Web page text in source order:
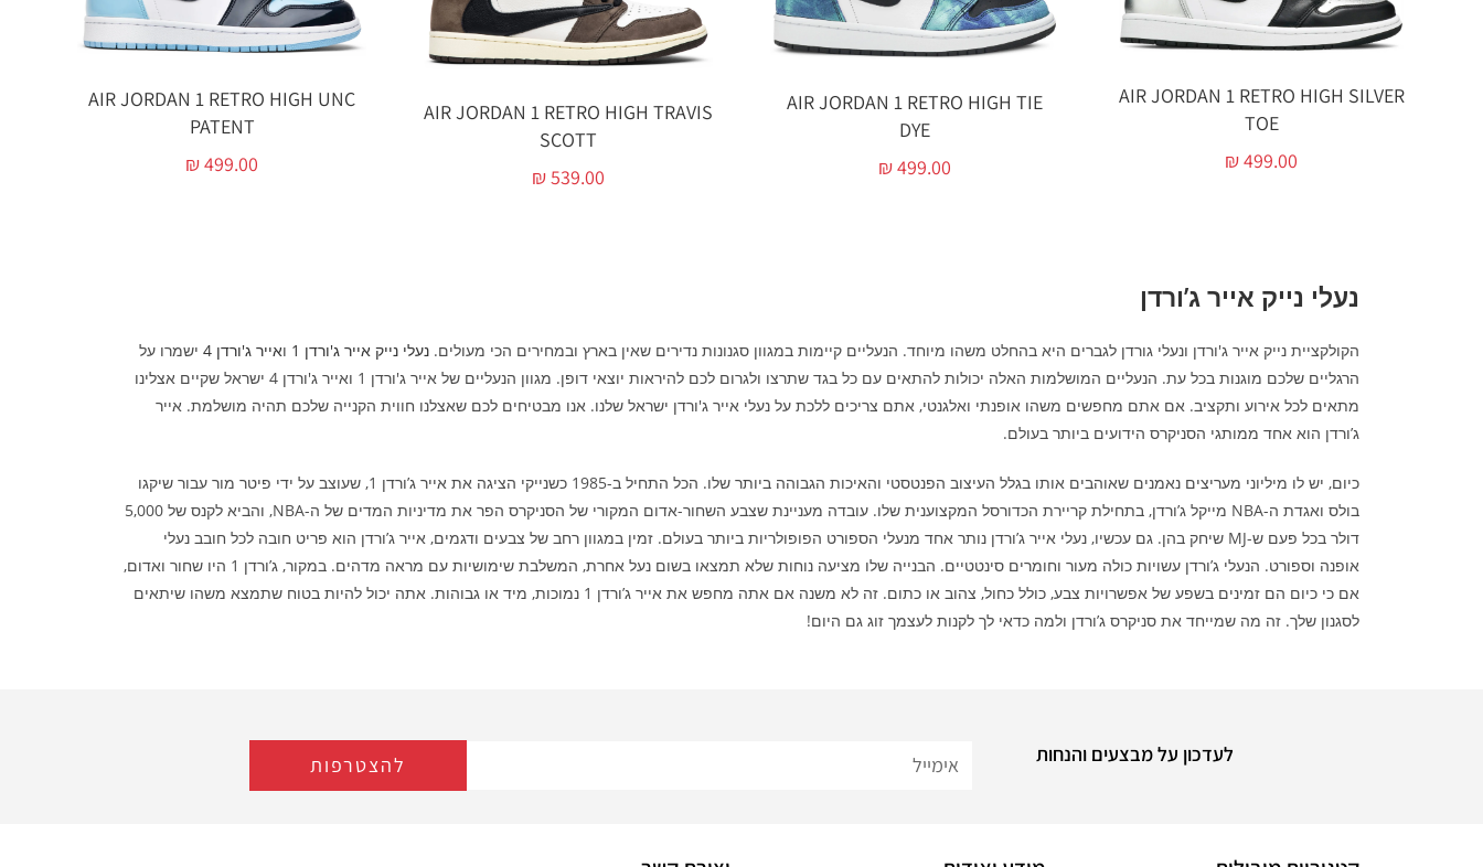
AIR JORDAN 1 RETRO HIGH SILVER
TOE
₪499.00
AIR JORDAN 1 RETRO HIGH TIE
DYE
₪499.00
AIR JORDAN 1 RETRO HIGH TRAVIS
SCOTT
₪539.00
AIR JORDAN 1 RETRO HIGH UNC
PATENT
₪499.00
נעלי נייק אייר ג’ורדן
הקולקציית נייק אייר ג'ורדן ונעלי גורדן לגברים היא בהחלט משהו מיוחד. הנעליים קיימות במגוון סגנונות נדירים שאין בארץ ובמחירים הכי מעולים. נעלי נייק אייר ג'ורדן 1 ואייר ג'ורדן 4
ישמרו על
הרגליים שלכם מוגנות בכל עת. הנעליים המושלמות האלה יכולות להתאים עם כל בגד שתרצו ולגרום לכם להיראות יוצאי דופן. מגוון הנעליים של אייר ג'ורדן 1 ואייר ג'ורדן 4 ישראל שקיים אצלינו
מתאים לכל אירוע ותקציב. אם אתם מחפשים משהו אופנתי ואלגנטי, אתם צריכים ללכת על נעלי אייר ג'ורדן ישראל שלנו. אנו מבטיחים לכם שאצלנו חווית הקנייה שלכם תהיה מושלמת. אייר
ג’ורדן הוא אחד ממותגי הסניקרס הידועים ביותר בעולם.
כיום, יש לו מיליוני מעריצים נאמנים שאוהבים אותו בגלל העיצוב הפנטסטי והאיכות הגבוהה ביותר שלו. הכל התחיל ב-1985 כשנייקי הציגה את אייר ג’ורדן 1, שעוצב על ידי פיטר מור עבור שיקגו
בולס ואגדת ה-NBA מייקל ג’ורדן, בתחילת קריירת הכדורסל המקצוענית שלו. עובדה מעניינת שצבע השחור-אדום המקורי של הסניקרס הפר את מדיניות המדים של ה-NBA, והביא לקנס של 5,000
דולר בכל פעם ש-MJ שיחק בהן. גם עכשיו, נעלי אייר ג’ורדן נותר אחד מנעלי הספורט הפופולריות ביותר בעולם. זמין במגוון רחב של צבעים ודגמים, אייר ג’ורדן הוא פריט חובה לכל חובב נעלי
אופנה וספורט. הנעלי ג’ורדן עשויות כולה מעור וחומרים סינטטיים. הבנייה שלו מציעה נוחות שלא תמצאו בשום נעל אחרת, המשלבת שימושיות עם מראה מדהים. במקור, ג’ורדן 1 היו שחור ואדום,
אם כי כיום הם זמינים בשפע של אפשרויות צבע, כולל כחול, צהוב או כתום. זה לא משנה אם אתה מחפש את אייר ג’ורדן 1 נמוכות, מיד או גבוהות. אתה יכול להיות בטוח שתמצא משהו שיתאים
לסגנון שלך. זה מה שמייחד את סניקרס ג’ורדן ולמה כדאי לך לקנות לעצמך זוג גם היום!
לעדכון על מבצעים והנחות להצטרפות